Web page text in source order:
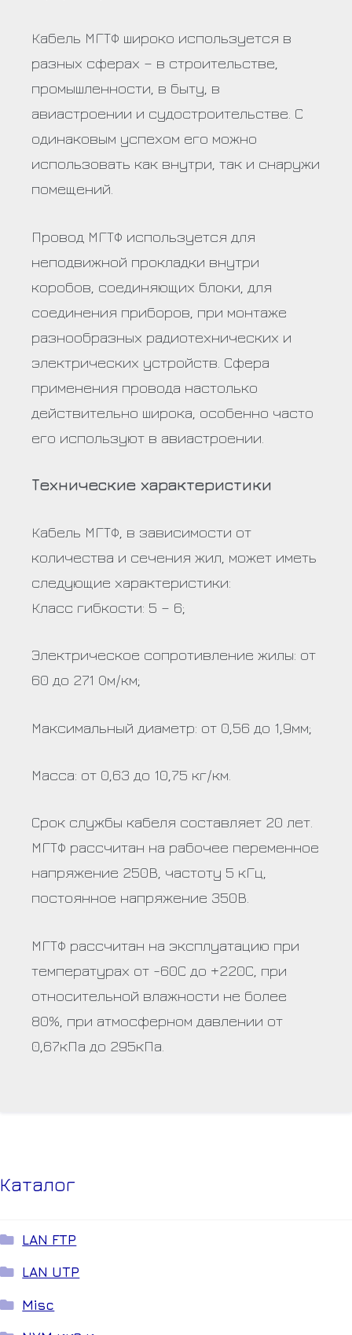
Кабель МГТФ широко используется в
разных сферах – в строительстве,
промышленности, в быту, в
авиастроении и судостроительстве. С
одинаковым успехом его можно
использовать как внутри, так и снаружи
помещений.
Провод МГТФ используется для
неподвижной прокладки внутри
коробов, соединяющих блоки, для
соединения приборов, при монтаже
разнообразных радиотехнических и
электрических устройств. Сфера
применения провода настолько
действительно широка, особенно часто
его используют в авиастроении.
Технические характеристики
Кабель МГТФ, в зависимости от
количества и сечения жил, может иметь
следующие характеристики:
Класс гибкости: 5 – 6;
Электрическое сопротивление жилы: от
60 до 271 Ом/км;
Максимальный диаметр: от 0,56 до 1,9мм;
Масса: от 0,63 до 10,75 кг/км.
Срок службы кабеля составляет 20 лет.
МГТФ рассчитан на рабочее переменное
напряжение 250В, частоту 5 кГц,
постоянное напряжение 350В.
МГТФ рассчитан на эксплуатацию при
температурах от -60С до +220С, при
относительной влажности не более
80%, при атмосферном давлении от
0,67кПа до 295кПа.
Каталог
LAN FTP
LAN UTP
Misc